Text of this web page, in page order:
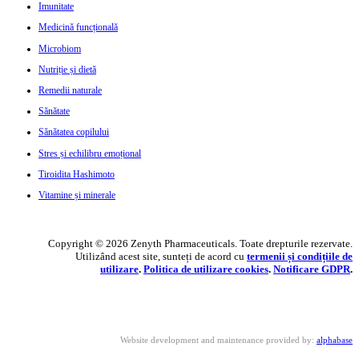
Imunitate
Medicină funcțională
Microbiom
Nutriție și dietă
Remedii naturale
Sănătate
Sănătatea copilului
Stres și echilibru emoțional
Tiroidita Hashimoto
Vitamine și minerale
Copyright © 2026 Zenyth Pharmaceuticals. Toate drepturile rezervate.
Utilizând acest site, sunteți de acord cu termenii și condițiile de
utilizare. Politica de utilizare cookies. Notificare GDPR.
Website development and maintenance provided by: alphabase